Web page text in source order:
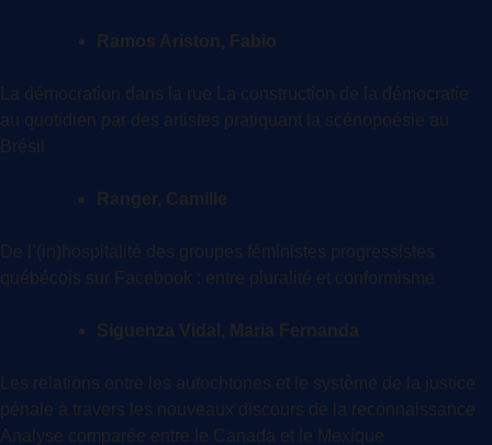
Ramos Ariston, Fabio
La démocration dans la rue La construction de la démocratie
au quotidien par des artistes pratiquant la scénopoésie au
Brésil
Ranger, Camille
De l’(in)hospitalité des groupes féministes progressistes
québécois sur Facebook : entre pluralité et conformisme
Siguenza Vidal, Maria Fernanda
Les relations entre les autochtones et le système de la justice
pénale à travers les nouveaux discours de la reconnaissance
Analyse comparée entre le Canada et le Mexique